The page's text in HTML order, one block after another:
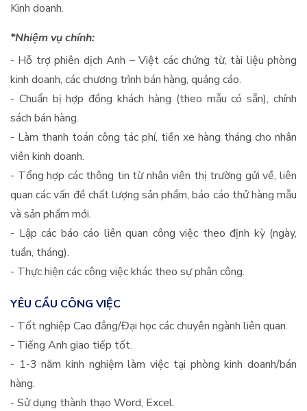
Kinh doanh.
*Nhiệm vụ chính:
- Hỗ trợ phiên dịch Anh – Việt các chứng từ, tài liệu phòng
kinh doanh, các chương trình bán hàng, quảng cáo.
- Chuẩn bị hợp đồng khách hàng (theo mẫu có sẵn), chính
sách bán hàng.
- Làm thanh toán công tác phí, tiền xe hàng tháng cho nhân
viên kinh doanh.
- Tổng hợp các thông tin từ nhân viên thị trường gửi về, liên
quan các vấn đề chất lượng sản phẩm, báo cáo thử hàng mẫu
và sản phẩm mới.
- Lập các báo cáo liên quan công việc theo định kỳ (ngày,
tuần, tháng).
- Thực hiện các công việc khác theo sự phân công.
YÊU CẦU CÔNG VIỆC
- Tốt nghiệp Cao đẳng/Đại học các chuyên ngành liên quan.
- Tiếng Anh giao tiếp tốt.
- 1-3 năm kinh nghiệm làm việc tại phòng kinh doanh/bán
hàng.
- Sử dụng thành thạo Word, Excel.